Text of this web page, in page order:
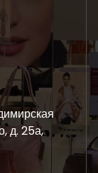
д. 25а,